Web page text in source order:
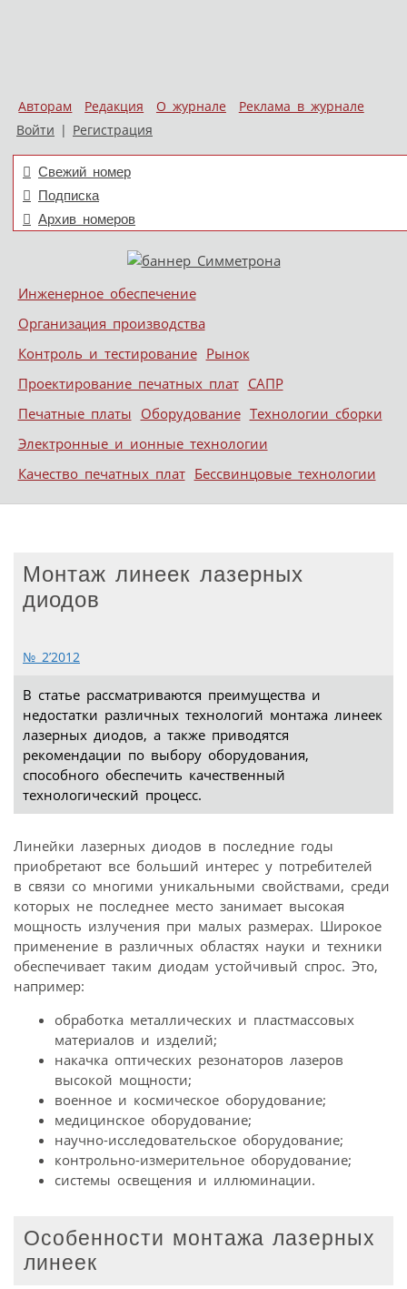
Авторам Редакция О журнале
Реклама в журнале
Войти | Регистрация
Свежий номер
Подписка
Архив номеров
Меню
Skip to content
Инженерное обеспечение
Организация производства
Контроль и тестирование Рынок
Проектирование печатных плат САПР
Печатные платы Оборудование Технологии сборки
Электронные и ионные технологии
Качество печатных плат Бессвинцовые технологии
Монтаж линеек лазерных
диодов
№ 2’2012
В статье рассматриваются преимущества и
недостатки различных технологий монтажа линеек
лазерных диодов, а также приводятся
рекомендации по выбору оборудования,
способного обеспечить качественный
технологический процесс.
Линейки лазерных диодов в последние годы
приобретают все больший интерес у потребителей
в связи со многими уникальными свойствами, среди
которых не последнее место занимает высокая
мощность излучения при малых размерах. Широкое
применение в различных областях науки и техники
обеспечивает таким диодам устойчивый спрос. Это,
например:
обработка металлических и пластмассовых
материалов и изделий;
накачка оптических резонаторов лазеров
высокой мощности;
военное и космическое оборудование;
медицинское оборудование;
научно-исследовательское оборудование;
контрольно-измерительное оборудование;
системы освещения и иллюминации.
Особенности монтажа лазерных
линеек